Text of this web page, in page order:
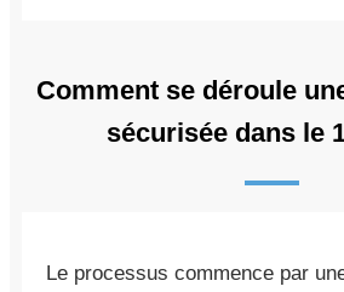
Comment se déroule
sécurisée dans le
Le processus commence par